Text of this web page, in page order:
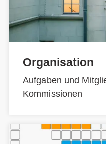
Organisation
Aufgaben und
Kommissionen